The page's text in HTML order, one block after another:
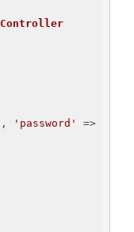
Controller
, 'password'